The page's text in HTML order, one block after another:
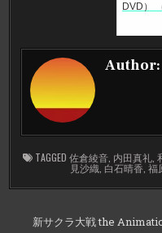
DVD）
Author:
TAGGED 佐倉綾音, 内田真礼,
見沙織, 白石晴香,福
新サクラ大戦 the